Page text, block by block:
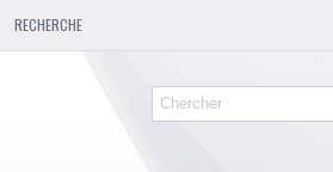
RECHERCHE